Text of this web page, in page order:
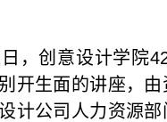
日，创意设计学院
开生面的讲座，
计公司人力资源部